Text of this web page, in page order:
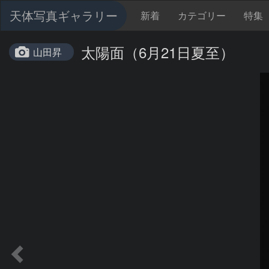
天体写真ギャラリー 新着 カテゴリー 特集
山田昇 太陽面（6月21日夏至）